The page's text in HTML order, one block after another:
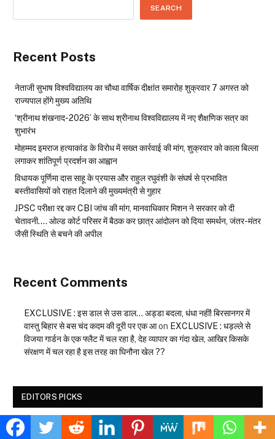
SEARCH
Recent Posts
नेताजी सुभाष विश्वविद्यालय का चौथा वार्षिक दीक्षांत समारोह शुक्रवार 7 अगस्त को
राज्यपाल होंगे मुख्य अतिथि
‘श्रीनाथ शंखनाद-2026’ के साथ श्रीनाथ विश्वविद्यालय में नए शैक्षणिक सत्र का
शुभारंभ
मोहम्मद इमराज हत्याकांड के विरोध में सख्त कार्रवाई की मांग, शुक्रवार को काला बिल्ला
लगाकर शांतिपूर्ण प्रदर्शन का आह्वान
विधायक पूर्णिमा दास साहू के प्रयास और राहुल रघुवंशी के संघर्ष से प्रभावित
बस्तीवासियों को राहत दिलाने की मुख्यमंत्री से गुहार
JPSC परीक्षा रद्द कर CBI जांच की मांग, मानवाधिकार मिशन ने सरकार को दी
चेतावनी…. ओल्ड कोर्ट परिसर में बैठक कर छात्र आंदोलन को दिया समर्थन, जंतर-मंतर
जैसी स्थिति से बचने की अपील
Recent Comments
EXCLUSIVE : इस डाल से उस डाल… अड्डा बदला, धंधा नहीं! बिरसानगर में
वास्तु बिहार से बस चंद कदम की दूरी पर एक आon EXCLUSIVE : धड़ल्ले से
विजया गार्डन के एक फ्लैट में चल रहा है, देह व्यापार का गंदा खेल, आखिर किसके
संरक्षण में चल रहा है इस तरह का घिनौना खेल ??
EDITORS PICKS
संगठन की मजबूती के लिए बूथ स्तर तक चलेगा विशेष